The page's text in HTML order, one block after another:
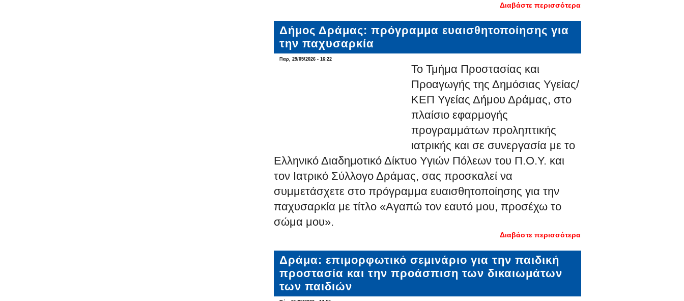
Διαβάστε περισσότερα
περιβάλλον
και
Δήμος Δράμας: πρόγραμμα ευαισθητοποίησης για
την παχυσαρκία
Παρ, 29/05/2026 - 16:22
Το Τμήμα Προστασίας και
Προαγωγής της Δημόσιας Υγείας/
ΚΕΠ Υγείας Δήμου Δράμας, στο
πλαίσιο εφαρμογής
προγραμμάτων προληπτικής
ιατρικής και σε συνεργασία με το
Ελληνικό Διαδημοτικό Δίκτυο Υγιών Πόλεων του Π.Ο.Υ. και
τον Ιατρικό Σύλλογο Δράμας, σας προσκαλεί να
συμμετάσχετε στο πρόγραμμα ευαισθητοποίησης για την
παχυσαρκία με τίτλο «Αγαπώ τον εαυτό μου, προσέχω το
σώμα μου».
Διαβάστε περισσότερα
ευαισθητοποίησης
Δράμα: επιμορφωτικό σεμινάριο για την παιδική
προστασία και την προάσπιση των δικαιωμάτων
των παιδιών